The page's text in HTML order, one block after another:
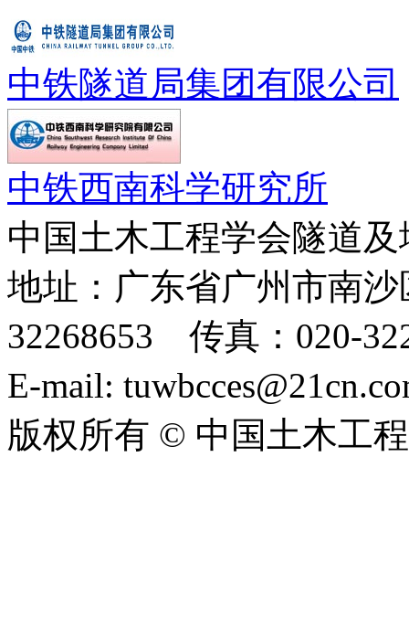
中铁隧道局集团有限公司
中铁西南科学研究所
中国土木工程学会隧道
地址：广东省广州市南
32268653 传真：020-
E-mail:
版权所有 © 中国土木工